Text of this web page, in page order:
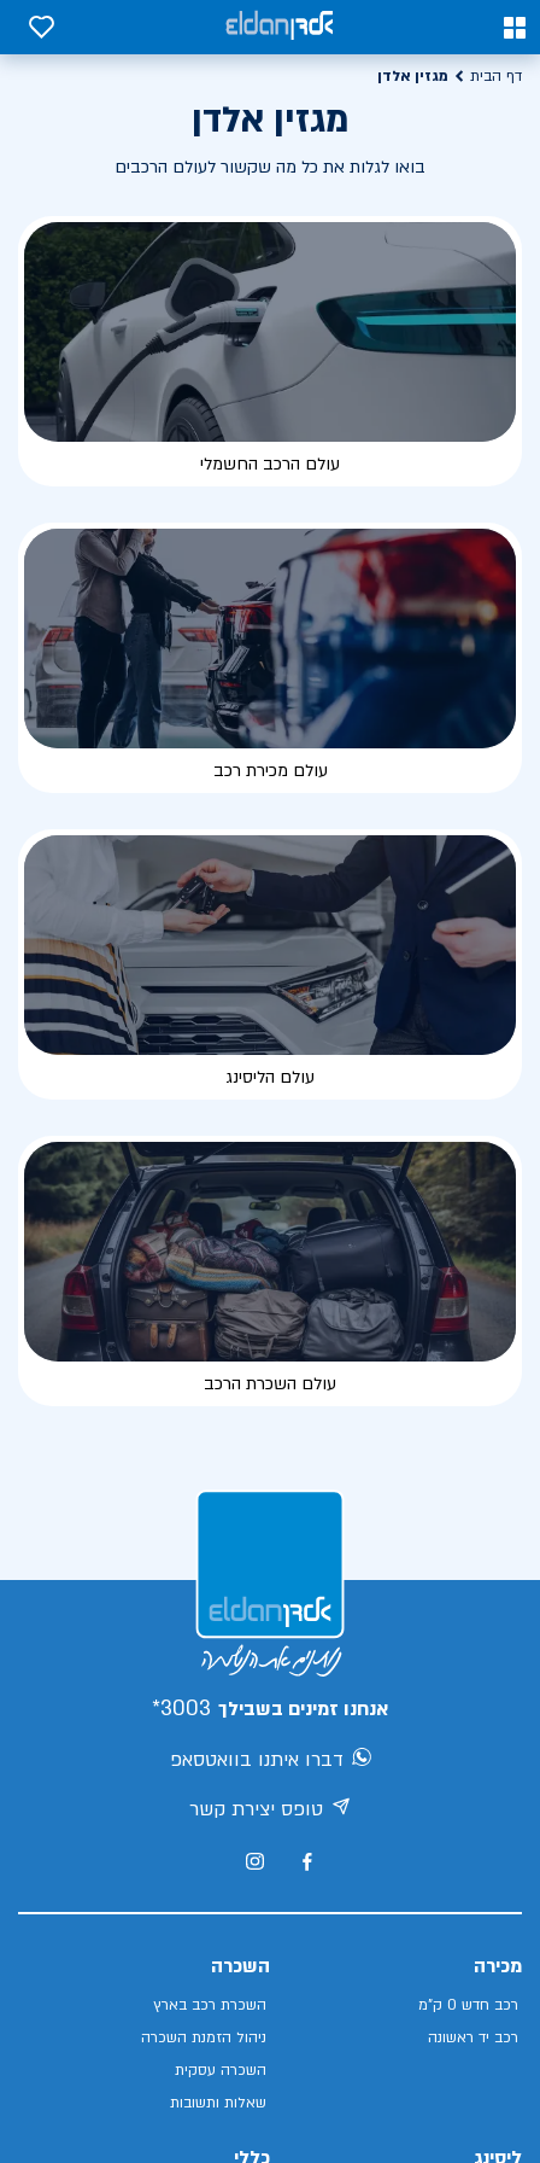
0
0
דף הבית מגזין אלדן
מגזין אלדן
בואו לגלות את כל מה שקשור לעולם הרכבים
עולם הרכב החשמלי
עולם מכירת רכב
עולם הליסינג
עולם השכרת הרכב
אנחנו זמינים בשבילך 3003*
דברו איתנו בוואטסאפ
טופס יצירת קשר
מכירה
רכב חדש 0 ק"מ
רכב יד ראשונה
השכרה
השכרת רכב בארץ
ניהול הזמנת השכרה
השכרה עסקית
שאלות ותשובות
ליסינג כללי